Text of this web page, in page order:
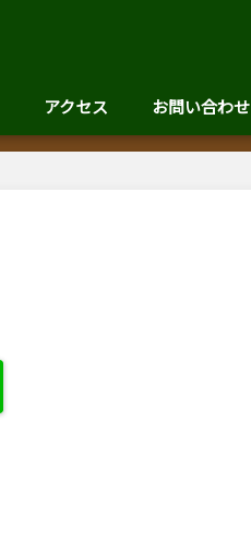
アクセス お問い合わせ